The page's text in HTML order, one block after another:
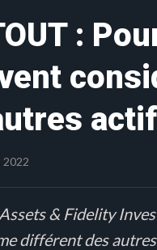
:
2022
& Fidelity
différent des